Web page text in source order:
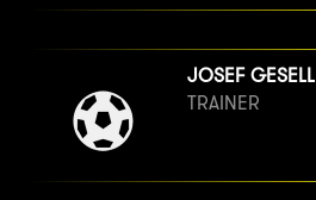
JOSEF GESELL
TRAINER